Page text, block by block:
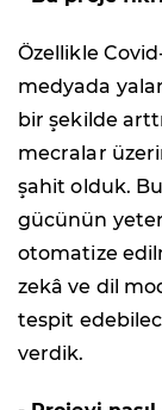
Özellikle
medyada
bir şekilde
mecralar
şahit olduk.
gücünün
otomatize
zekâ ve dil
tespit
verdik.